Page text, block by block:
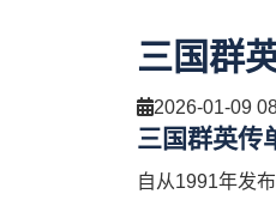
三国群
2026-01-09
三国群英传
自从1991年发